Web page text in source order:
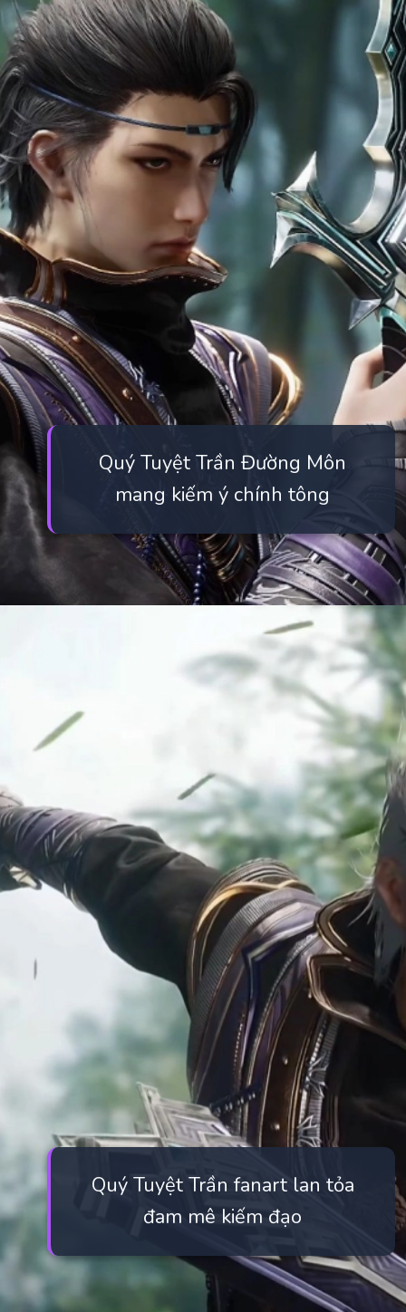
Quý Tuyệt Trần Đường Môn
mang kiếm ý chính tông
https://manhua.edu.vn/quy-tuyet-tran
Quý Tuyệt Trần fanart lan tỏa
đam mê kiếm đạo